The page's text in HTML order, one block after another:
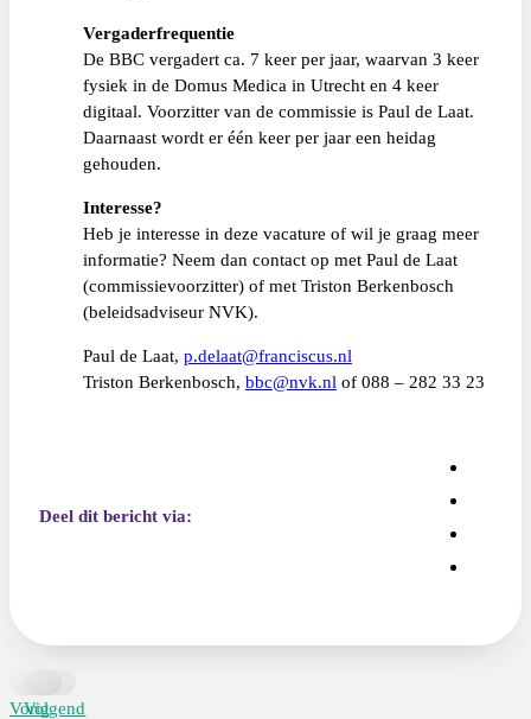
Vergaderfrequentie
De BBC vergadert ca. 7 keer per jaar, waarvan 3 keer
fysiek in de Domus Medica in Utrecht en 4 keer
digitaal. Voorzitter van de commissie is Paul de Laat.
Daarnaast wordt er één keer per jaar een heidag
gehouden.
Interesse?
Heb je interesse in deze vacature of wil je graag meer
informatie? Neem dan contact op met Paul de Laat
(commissievoorzitter) of met Triston Berkenbosch
(beleidsadviseur NVK).
Paul de Laat, p.delaat@franciscus.nl
Triston Berkenbosch, bbc@nvk.nl of 088 – 282 33 23
Deel dit bericht via:
Vorig
Volgend